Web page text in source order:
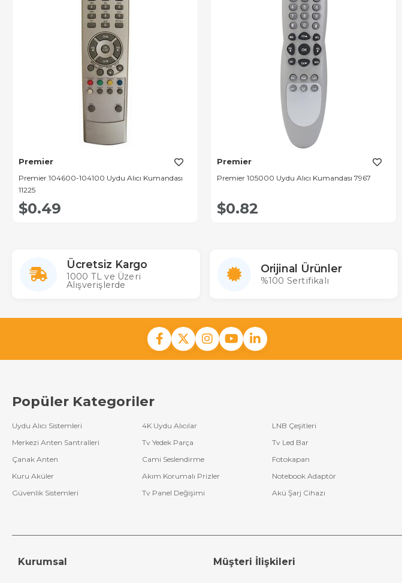
Premier
Premier 104600-104100 Uydu Alıcı Kumandası
11225
$0.49
Premier
Premier 105000 Uydu Alıcı Kumandası 7967
$0.82
Ücretsiz Kargo
1000 TL ve Üzeri
Alışverişlerde
Orijinal Ürünler
%100 Sertifikalı
Popüler Kategoriler
Uydu Alıcı Sistemleri 4K Uydu Alıcılar LNB Çeşitleri
Merkezi Anten Santralleri
Tv Yedek Parça Tv Led Bar
Çanak Anten
Cami Seslendirme Fotokapan
Kuru Aküler
Akım Korumalı Prizler Notebook Adaptör
Güvenlik Sistemleri
Tv Panel Değişimi Akü Şarj Cihazı
Kurumsal Müşteri İlişkileri